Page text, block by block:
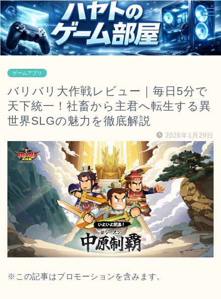
ゲームアプリ
バリバリ大作戦レビュー｜毎日5分で
天下統一！社畜から主君へ転生する異
世界SLGの魅力を徹底解説
2026年1月29日
※この記事はプロモーションを含みます。